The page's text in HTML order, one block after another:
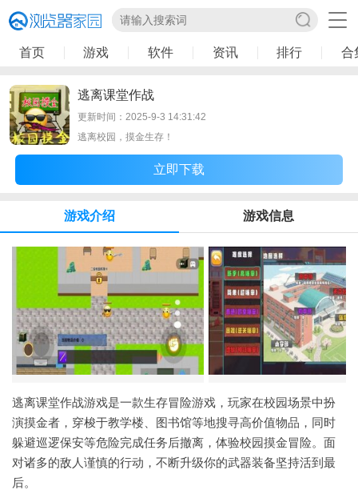
首页 游戏 软件 资讯 排行 合
逃离课堂作战
更新时间：2025-9-3 14:31:42
逃离校园，摸金生存！
立即下载
游戏介绍 游戏信息
逃离课堂作战游戏是一款生存冒险游戏，玩家在校园场景中扮
演摸金者，穿梭于教学楼、图书馆等地搜寻高价值物品，同时
躲避巡逻保安等危险完成任务后撤离，体验校园摸金冒险。面
对诸多的敌人谨慎的行动，不断升级你的武器装备坚持活到最
后。